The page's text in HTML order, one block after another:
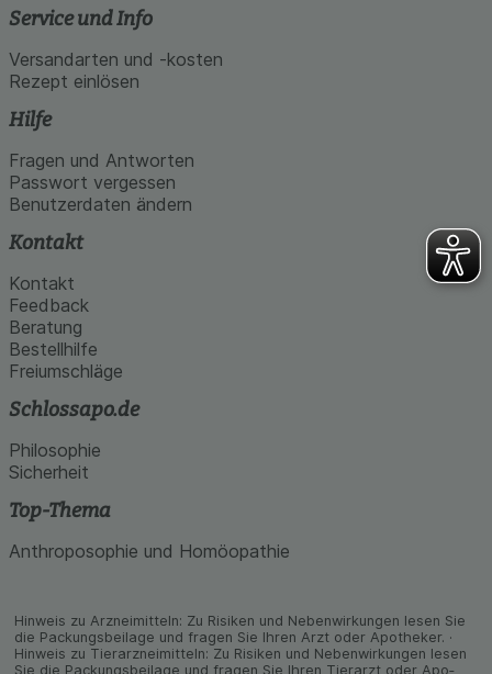
Service und Info
Versandarten und -kosten
Rezept einlösen
Hilfe
Fragen und Antworten
Passwort vergessen
Benutzerdaten ändern
Kontakt
Kontakt
Feedback
Beratung
Bestellhilfe
Freiumschläge
Schlossapo.de
Philosophie
Sicherheit
Top-Thema
Anthroposophie und Homöopathie
Hinweis zu Arzneimitteln: Zu Risiken und Neben­wirkungen lesen Sie
die Packungs­beilage und fragen Sie Ihren Arzt oder Apo­theker. ·
Hinweis zu Tier­arz­nei­mitteln: Zu Risiken und Neben­wirkungen lesen
Sie die Packungs­beilage und fragen Sie Ihren Tier­arzt oder Apo­